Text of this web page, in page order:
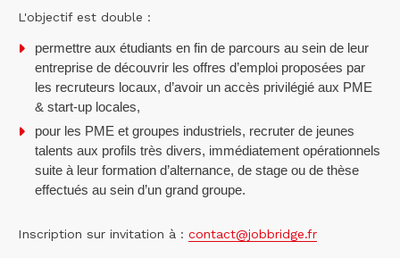
L'objectif est double :
permettre aux étudiants en fin de parcours au sein de leur
entreprise de découvrir les offres d’emploi proposées par
les recruteurs locaux, d’avoir un accès privilégié aux PME
& start-up locales,
pour les PME et groupes industriels, recruter de jeunes
talents aux profils très divers, immédiatement opérationnels
suite à leur formation d’alternance, de stage ou de thèse
effectués au sein d’un grand groupe.
Inscription sur invitation à : contact@jobbridge.fr